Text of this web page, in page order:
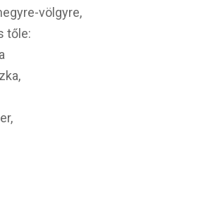
völgyre,
tőle: